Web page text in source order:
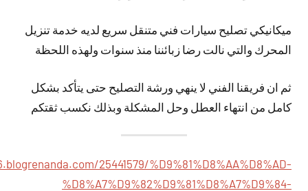
ميكانيكي تصليح سيارات فني متنقل سريع لديه خدمة تنزيل
المحرك والتي نالت رضا زبائننا منذ سنوات ولهذه اللحظة
ثم ان فريقنا الفني لا ينهي ورشة التصليح حتى يتأكد بشكل
كامل من انتهاء العطل وحل المشكلة وبذلك نكسب ثقتكم
25441579/%D9%81%D8%AA%D8%AD-
%D8%A7%D9%82%D9%81%D8%A7%D9%84-